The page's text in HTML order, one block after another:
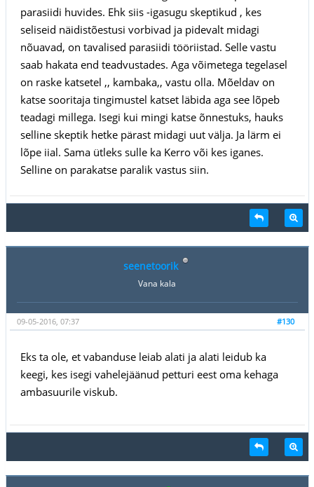
parasiidi huvides. Ehk siis -igasugu skeptikud , kes
seliseid näidistõestusi vorbivad ja pidevalt midagi
nõuavad, on tavalised parasiidi tööriistad. Selle vastu
saab hakata end teadvustades. Aga võimetega tegelasel
on raske katsetel ,, kambaka,, vastu olla. Mõeldav on
katse sooritaja tingimustel katset läbida aga see lõpeb
teadagi millega. Isegi kui mingi katse õnnestuks, hauks
selline skeptik hetke pärast midagi uut välja. Ja lärm ei
lõpe iial. Sama ütleks sulle ka Kerro või kes iganes.
Selline on parakatse paralik vastus siin.
seenetoorik
Vana kala
#130
09-05-2016, 07:37
Eks ta ole, et vabanduse leiab alati ja alati leidub ka
keegi, kes isegi vahelejäänud petturi eest oma kehaga
ambasuurile viskub.